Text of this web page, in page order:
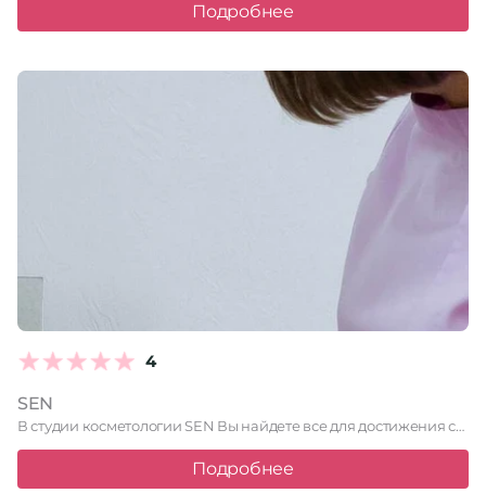
Подробнее
4
SEN
В студии косметологии SEN Вы найдете все для достижения совершенства …
Подробнее